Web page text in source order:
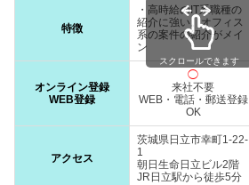
特徴
・高時給のIT系職種の
紹介に強い。オフィス
系の案件の紹介がメイ
ン
オンライン登録
WEB登録
◯
来社不要
WEB・電話・郵送登録
OK
アクセス
茨城県日立市幸町1-22-
1
朝日生命日立ビル2階
JR日立駅から徒歩5分
スクロールできます